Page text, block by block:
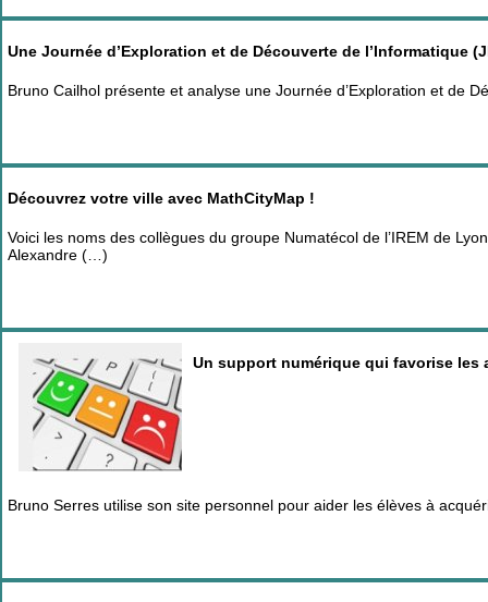
Une Journée d’Exploration et de Découverte de l’Informatique
Bruno Cailhol présente et analyse une Journée d’Exploration et de
Découvrez votre ville avec MathCityMap !
Voici les noms des collègues du groupe Numatécol de l’IREM de
Alexandre (…)
Un support numérique qui favorise les
Bruno Serres utilise son site personnel pour aider les élèves à